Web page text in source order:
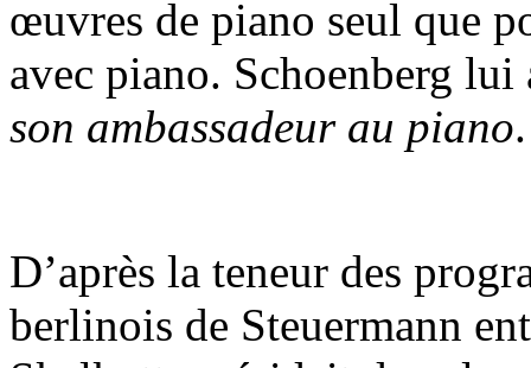
œuvres de piano seul que
avec piano. Schoenberg
son ambassadeur au piano
D’après la teneur des
berlinois de Steuermann